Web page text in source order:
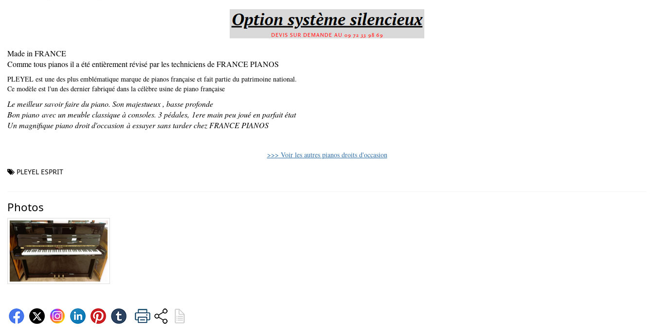
Made in FRANCE
Comme tous pianos il a été entièrement révisé par les techniciens de FRANCE PIANOS
PLEYEL est une des plus emblématique marque de pianos française et fait partie du patrimoine national.
Ce modèle est l'un des dernier fabriqué dans la célèbre usine de piano française
Le meilleur savoir faire du piano. Son majestueux , basse profonde
Bon piano avec un meuble classique à consoles. 3 pédales, 1ere main peu joué en parfait état
Un magnifique piano droit d'occasion à essayer sans tarder chez FRANCE PIANOS
>>> Voir les autres pianos droits d'occasion
PLEYEL ESPRIT
Photos